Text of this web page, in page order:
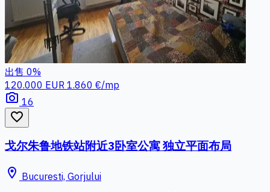
出售 0%
120.000 EUR 1.860 €/mp
photo_camera 16
favorite_border
戈尔朱鲁地铁站附近3卧室公寓 独立平面布局
location_on Bucuresti, Gorjului